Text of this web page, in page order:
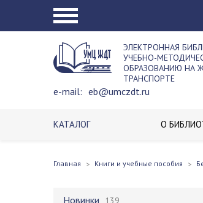
ЭЛЕКТРОННАЯ
УЧЕБНО-
ОБРАЗОВАНИЮ НА
ТРАНСПОРТЕ
e-mail: eb@umczdt.ru
КАТАЛОГ О
Главная Книги и учебные пособия
Новинки 139